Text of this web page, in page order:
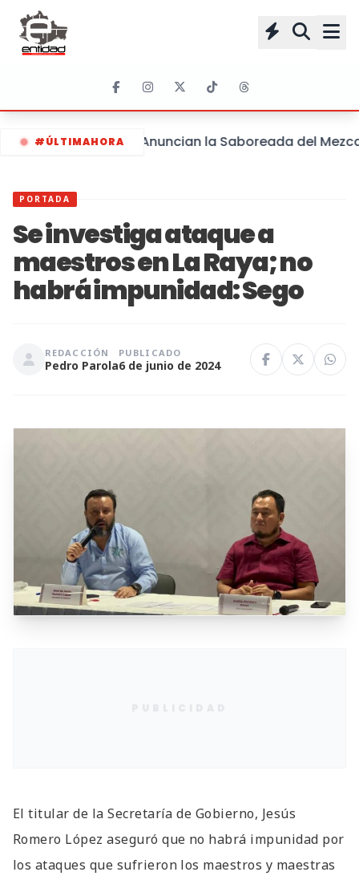
#ÚLTIMAHORA Anuncian la Saboreada del
PORTADA
Se investiga ataque a
maestros en La Raya; no
habrá impunidad: Sego
REDACCIÓN
Pedro Parola
PUBLICADO
6 de junio de 2024
El titular de la Secretaría de Gobierno, Jesús
Romero López aseguró que no habrá impunidad por
los ataques que sufrieron los maestros y maestras